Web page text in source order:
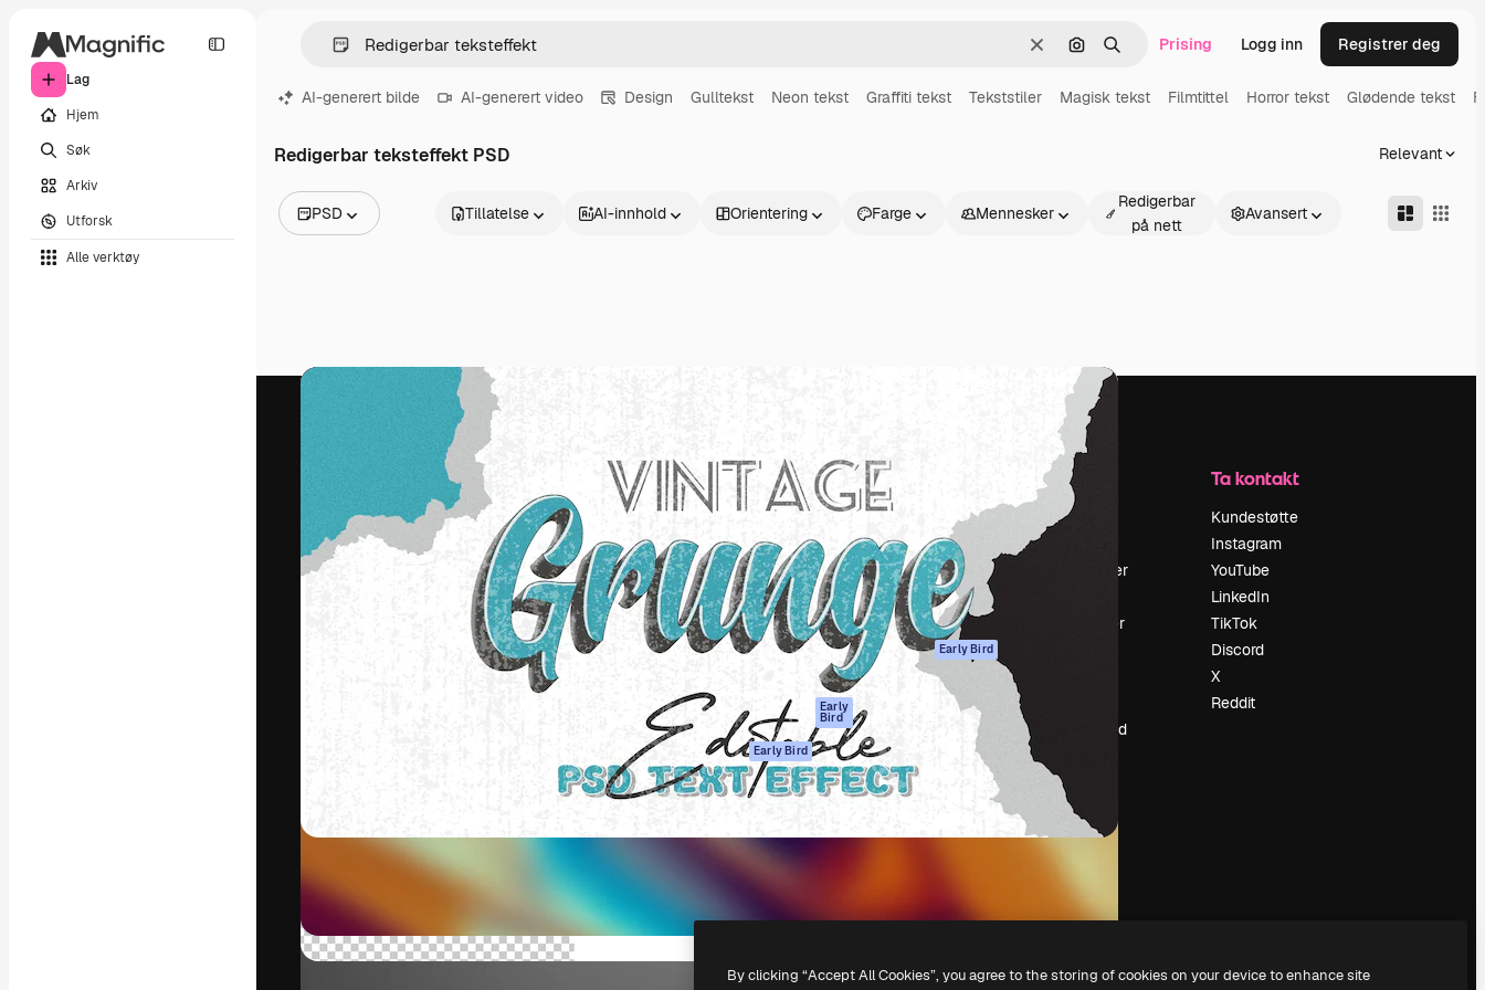
Lag
Hjem
Søk
Arkiv
Utforsk
Alle verktøy
Slett Søk etter bilde
Søk Prising Logg inn Registrer deg
AI-generert bilde AI-generert video Design Gulltekst Neon tekst Graffiti tekst Tekststiler Magisk tekst Filmtittel Horror tekst Glødende tekst
Redigerbar teksteffekt PSD Relevant
PSD
Videoer
Videomaler
Tillatelse AI-innhold Orientering Farge Mennesker
Redigerbar
på nett
Avansert
Den kreative plattformen for å lede ditt
beste arbeid. Mer enn 1 million abonnenter
blant kreative, selskaper, byråer og studioer.
Norsk bokmål
Produkter
Spaces
AI-assistent
AI Image Generator
AI-videogenerator
AI-
stemmegenerator
MCP for
Claude/ChatGPT
Early
Bird
Agenter Early Bird
API
Mobilapp
verktøy
Kom i gang
Academy
Dokumentasjon
Support
Vilkår for bruk
Personvernerklæring
Originaler Early Bird
Retningslinjer for
informasjonskapsler
Affiliates
For bedrifter
Selskap
Prising
Om oss
Anmeldelser
Søketrender
Selg innhold
Leter etter
magnific.ai
Ta kontakt
Kundestøtte
Instagram
YouTube
LinkedIn
TikTok
Discord
X
Reddit
Freepik Company S.L.U. Alle rettigheter forbeholdt.
By clicking “Accept All Cookies”, you agree to the storing of cookies on your device to enhance site